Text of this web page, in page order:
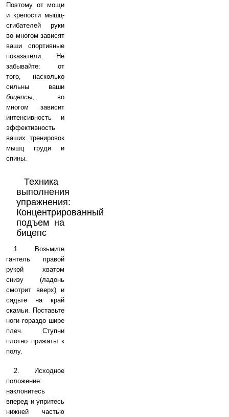
Поэтому от мощи
и крепости мышц-
сгибателей руки
во многом зависят
ваши спортивные
показатели. Не
забывайте: от
того, насколько
сильны ваши
бицепсы , во
многом зависит
интенсивность и
эффективность
ваших тренировок
мышц груди и
спины.
Техника
выполнения
упражнения:
Концентрированный
подъем на
бицепс
1. Возьмите
гантель правой
рукой хватом
снизу (ладонь
смотрит вверх) и
сядьте на край
скамьи. Поставьте
ноги гораздо шире
плеч. Ступни
плотно прижаты к
полу.
2. Исходное
положение:
наклонитесь
вперед и упритесь
нижней частью